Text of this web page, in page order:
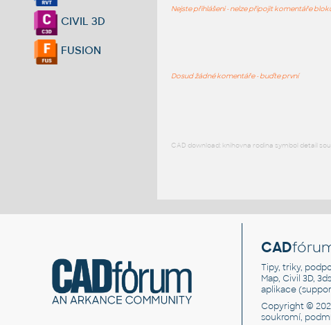
CIVIL 3D
FUSION
Nejste přihlášeni - nelze připojit komentáře
Dosud žádné komentáře - buďte první
CAD download: knihovna rodina symbol detail
CAD
Tipy, triky,
Map, Civil 3D,
aplikace
Copyright ©
soukromí,